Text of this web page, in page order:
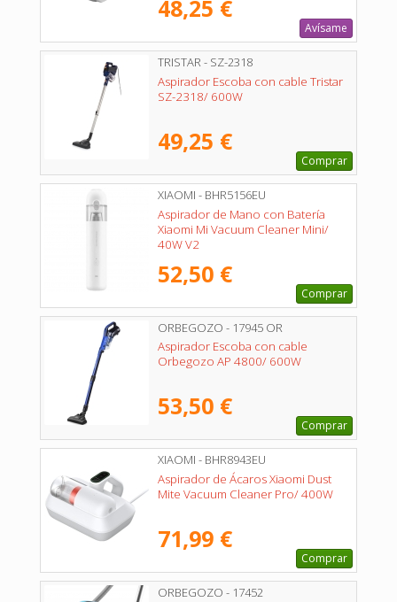
48,25 €
Avísame
TRISTAR - SZ-2318
Aspirador Escoba con cable Tristar
SZ-2318/ 600W
49,25 €
Comprar
XIAOMI - BHR5156EU
Aspirador de Mano con Batería
Xiaomi Mi Vacuum Cleaner Mini/
40W V2
52,50 €
Comprar
ORBEGOZO - 17945 OR
Aspirador Escoba con cable
Orbegozo AP 4800/ 600W
53,50 €
Comprar
XIAOMI - BHR8943EU
Aspirador de Ácaros Xiaomi Dust
Mite Vacuum Cleaner Pro/ 400W
71,99 €
Comprar
ORBEGOZO - 17452